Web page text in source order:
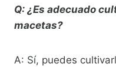
Q: ¿Es adecuado
macetas?
A: Sí, puedes